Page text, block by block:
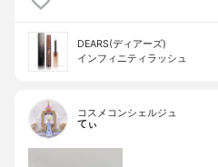
DEARS(ディアーズ)
インフィニティラッシュ
コスメコンシェルジュ
てぃ